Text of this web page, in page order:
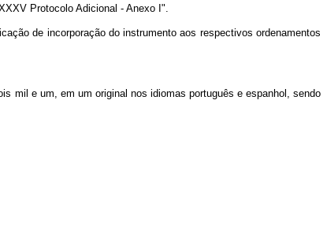
Protocolo Adicional - Anexo I".
de incorporação do instrumento aos respectivos ordenamentos
e um, em um original nos idiomas português e espanhol, sendo